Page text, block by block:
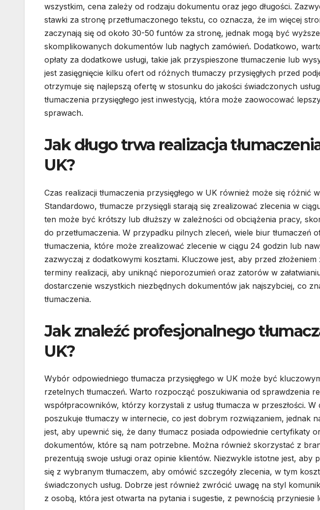
wszystkim, cena zależy od rodzaju dokumentu oraz jego długości.
stawki za stronę przetłumaczonego tekstu, co oznacza, że im więcej
zaczynają się od około 30-50 funtów za stronę, jednak mogą być
skomplikowanych dokumentów lub nagłych zamówień. Dodatkowo,
opłaty za dodatkowe usługi, takie jak przyspieszone tłumaczenie lub
jest zasięgnięcie kilku ofert od różnych tłumaczy przysięgłych przed
otrzymuje się najlepszą ofertę w stosunku do jakości świadczonych
tłumaczenia przysięgłego jest inwestycją, która może zaowocować
sprawach.
Jak długo trwa realizacja
UK?
Czas realizacji tłumaczenia przysięgłego w UK również może się różnić
Standardowo, tłumacze przysięgli starają się zrealizować zlecenia w
ten może być krótszy lub dłuższy w zależności od obciążenia pracy,
do przetłumaczenia. W przypadku pilnych zleceń, wiele biur tłumaczeń
tłumaczenia, które może zrealizować zlecenie w ciągu 24 godzin lub
zazwyczaj z dodatkowymi kosztami. Kluczowe jest, aby przed złożeniem
terminy realizacji, aby uniknąć nieporozumień oraz zatorów w
dostarczenie wszystkich niezbędnych dokumentów jak najszybciej, co
tłumaczenia.
Jak znaleźć profesjonalnego
UK?
Wybór odpowiedniego tłumacza przysięgłego w UK może być
rzetelnych tłumaczeń. Warto rozpocząć poszukiwania od sprawdzenia
współpracowników, którzy korzystali z usług tłumacza w przeszłości.
poszukuje tłumaczy w internecie, co jest dobrym rozwiązaniem, jednak
jest, aby upewnić się, że dany tłumacz posiada odpowiednie certyfikaty
dokumentów, które są nam potrzebne. Można również skorzystać z
prezentują swoje usługi oraz opinie klientów. Niezwykle istotne jest, aby
się z wybranym tłumaczem, aby omówić szczegóły zlecenia, w tym
świadczonych usług. Dobrze jest również zwrócić uwagę na styl
z osobą, która jest otwarta na pytania i sugestie, z pewnością przyniesie